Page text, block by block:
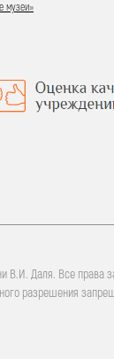
музеи»
В.И. Даля. Все
разрешения